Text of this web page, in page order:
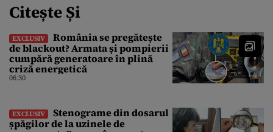
Citește Și
EXCLUSIV
România se pregătește
de blackout? Armata și pompierii
cumpără generatoare în plină
criză energetică
06:30
EXCLUSIV
Stenograme din dosarul
șpăgilor de la uzinele de